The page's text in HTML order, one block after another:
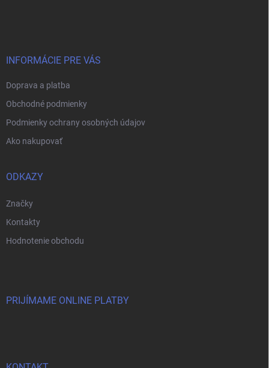
INFORMÁCIE PRE VÁS
Doprava a platba
Obchodné podmienky
Podmienky ochrany osobných údajov
Ako nakupovať
ODKAZY
Značky
Kontakty
Hodnotenie obchodu
PRIJÍMAME ONLINE PLATBY